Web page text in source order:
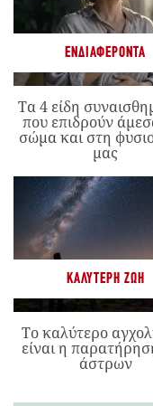
ΕΝΔΙΑΦΈΡΟΝΤΑ
Τα 4 είδη
που επιδρούν
σώμα και στη
μας
ΚΑΛΎΤΕΡΗ ΖΩΉ
Το καλύτερο
είναι η
άστρων